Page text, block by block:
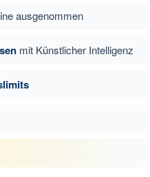
Nächste Frage
A1/A3
ausgenommen
mit Künstlicher Intelligenz